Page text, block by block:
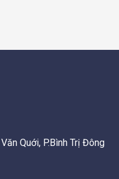
Quới, P.Bình Trị Đông